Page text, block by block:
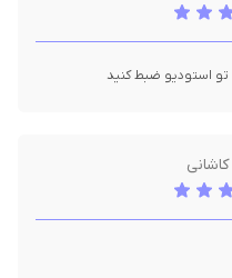
استودیو ضبط کنید